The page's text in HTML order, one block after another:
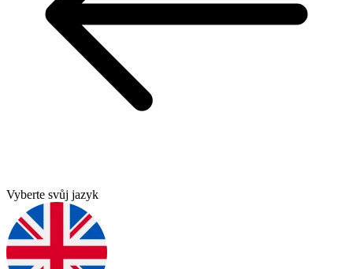
Vyberte svůj jazyk